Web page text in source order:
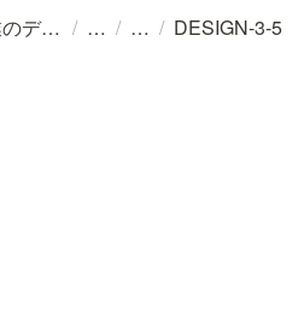
DX Criteria (v202506)/企業のデジタル化とソフトウェア活用のためのガイドライン / / / DESIGN-3-5